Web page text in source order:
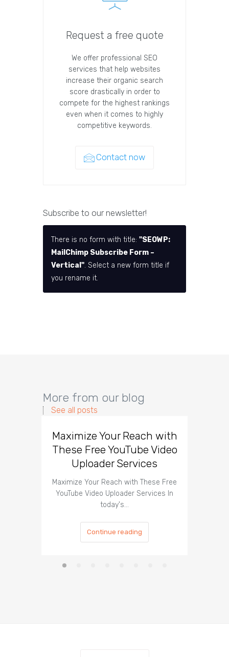
Request a free quote
We offer professional SEO
services that help websites
increase their organic search
score drastically in order to
compete for the highest rankings
even when it comes to highly
competitive keywords.
Contact now
Subscribe to our newsletter!
There is no form with title: "SEOWP:
MailChimp Subscribe Form –
Vertical". Select a new form title if
you rename it.
More from our blog
See all posts
Maximize Your Reach with
These Free YouTube Video
Uploader Services
Maximize Your Reach with These Free
YouTube Video Uploader Services In
today's…
Continue reading